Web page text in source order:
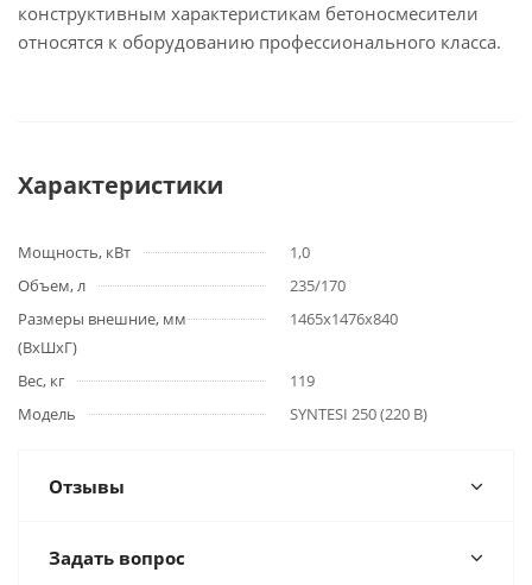
конструктивным характеристикам бетоносмесители
относятся к оборудованию профессионального класса.
Характеристики
Мощность, кВт
1,0
Объем, л
235/170
Размеры внешние, мм
(ВхШхГ)
1465х1476х840
Вес, кг
119
Модель
SYNTESI 250 (220 В)
Отзывы
Задать вопрос